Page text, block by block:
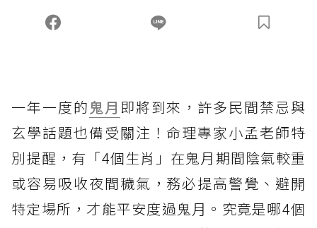
您當前剩餘 U 利點數：0點；前往 購買點數
一年一度的鬼月 即將到來，許多民間禁忌與
玄學話題也備受關注！命理專家小孟老師特
別提醒，有「4個生肖」在鬼月期間陰氣較重
或容易吸收夜間穢氣，務必提高警覺、避開
特定場所，才能平安度過鬼月。究竟是哪4個